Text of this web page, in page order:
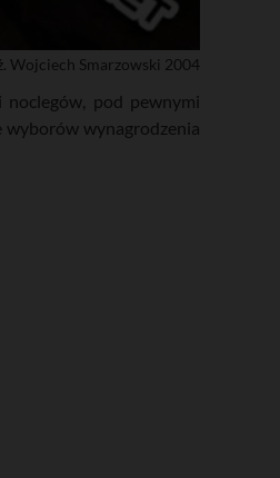
Wojciech Smarzowski 2004
noclegów, pod pewnymi
wyborów wynagrodzenia